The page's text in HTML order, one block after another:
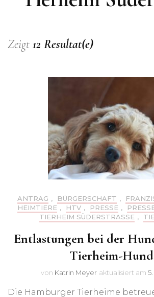
Zeigt 12 Resultat(e)
ANTRAG , BÜRGERSCHAFT ,
HEIMTIERE , HTV , PRESSE ,
TIERHEIM SÜDERSTRASSE
,
Entlastungen bei der
Tierheim-
von Katrin Meyer aktualisiert am
Die Hamburger Tierheime